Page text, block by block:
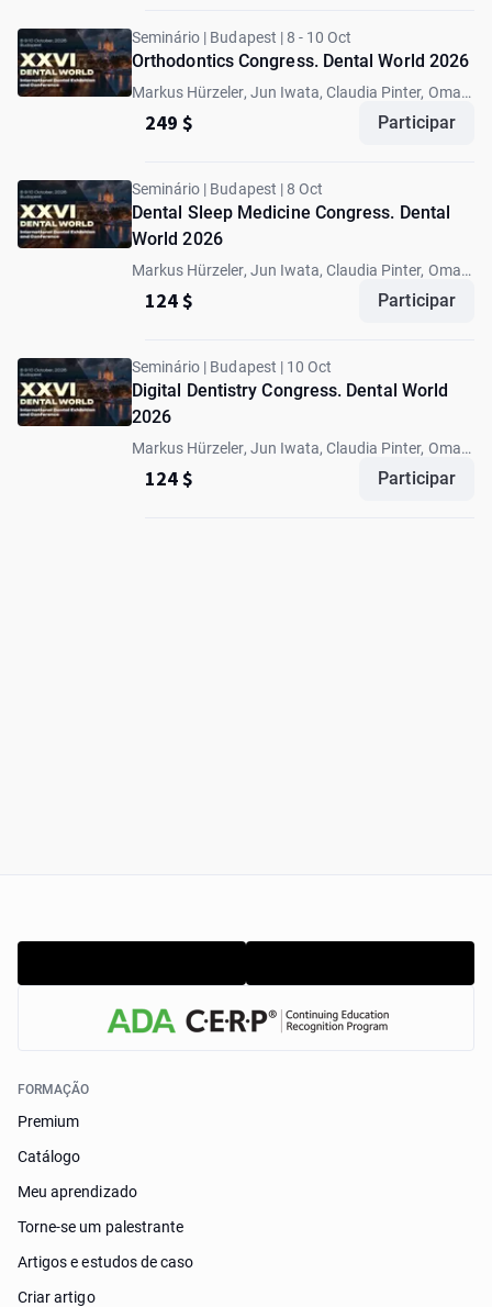
Seminário | Budapest | 8 - 10 Oct
Orthodontics Congress. Dental World 2026
Markus Hürzeler, Jun Iwata, Claudia Pinter, Omar
249 $ Participar
Seminário | Budapest | 8 Oct
Dental Sleep Medicine Congress. Dental
World 2026
Markus Hürzeler, Jun Iwata, Claudia Pinter, Omar
124 $ Participar
Seminário | Budapest | 10 Oct
Digital Dentistry Congress. Dental World
2026
Markus Hürzeler, Jun Iwata, Claudia Pinter, Omar
124 $ Participar
FORMAÇÃO
Premium
Catálogo
Meu aprendizado
Torne-se um palestrante
Artigos e estudos de caso
Criar artigo